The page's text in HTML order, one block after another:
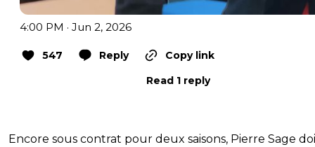
4:00 PM · Jun 2, 2026
547 Reply
Copy link
Read 1 reply
Encore sous contrat pour deux saisons, Pierre Sage